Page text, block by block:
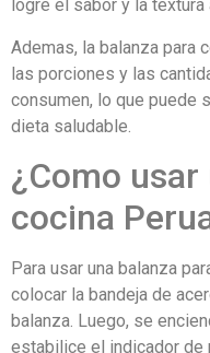
logre el sabor y la textura
Ademas, la balanza para
las porciones y las
consumen, lo que puede
dieta saludable.
¿Como
cocina
Para usar una balanza
colocar la bandeja de
balanza. Luego, se
estabilice el indicador de